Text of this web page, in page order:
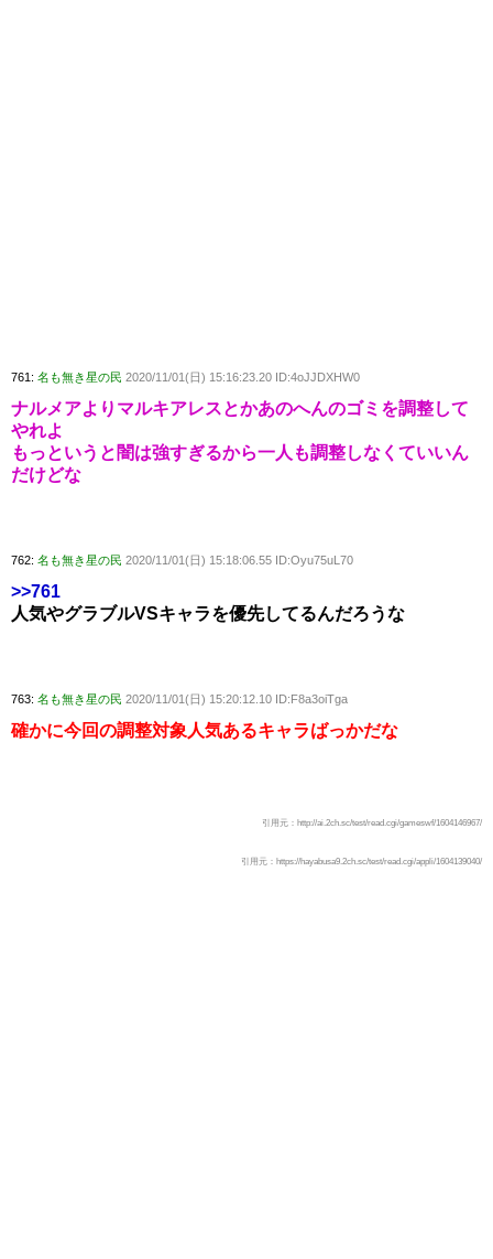
761: 名も無き星の民 2020/11/01(日) 15:16:23.20 ID:4oJJDXHW0
ナルメアよりマルキアレスとかあのへんのゴミを調整して
やれよ
もっというと闇は強すぎるから一人も調整しなくていいん
だけどな
762: 名も無き星の民 2020/11/01(日) 15:18:06.55 ID:Oyu75uL70
>>761
人気やグラブルVSキャラを優先してるんだろうな
763: 名も無き星の民 2020/11/01(日) 15:20:12.10 ID:F8a3oiTga
確かに今回の調整対象人気あるキャラばっかだな
引用元：http://ai.2ch.sc/test/read.cgi/gameswf/1604146967/
引用元：https://hayabusa9.2ch.sc/test/read.cgi/appli/1604139040/